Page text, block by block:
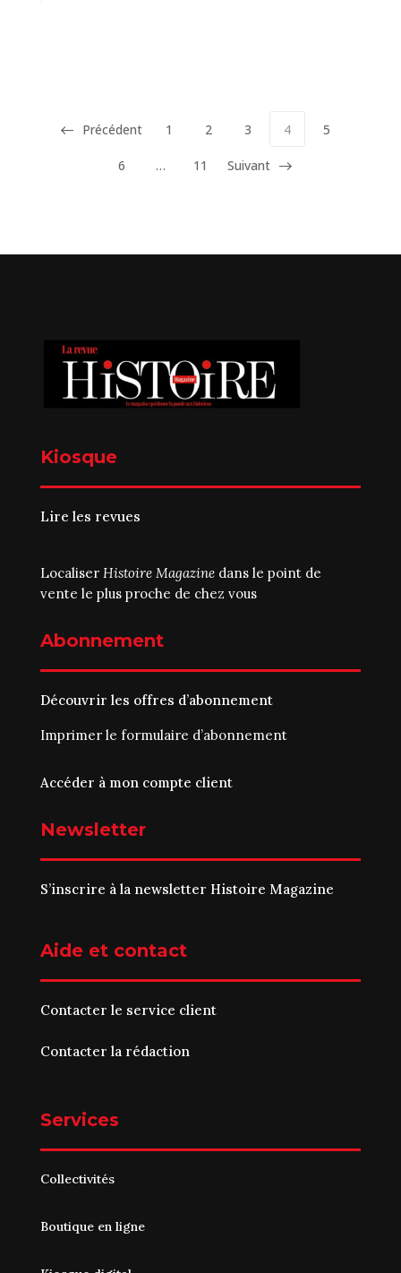
Précédent 1 2 3 4 5
6 … 11 Suivant
Kiosque
Lire les revues
Localiser Histoire Magazinedans le point de
vente le plus proche de chez vous
Abonnement
Découvrir les offres d’abonnement
Imprimer le formulaire d’abonnement
Accéder à mon compte client
Newsletter
S’inscrire à la newsletter Histoire Magazine
Aide et contact
Contacter le service client
Contacter la rédaction
Services
Collectivités
Boutique en ligne